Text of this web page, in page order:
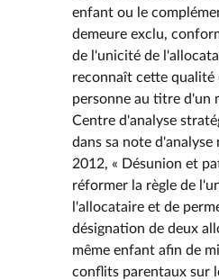
enfant ou le
demeure exclu,
de l'unicité de
reconnaît cette qualité
personne au titre d'un
Centre d'analyse
dans sa note
2012, « Désunion et
réformer la règle de
l'allocataire et de
désignation de deux
même enfant afin de
conflits parentaux sur